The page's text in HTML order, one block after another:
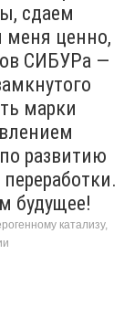
сдаем
меня ценно,
СИБУРа —
марки
развитию
будущее!
катализу,